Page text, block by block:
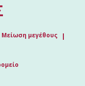
Μείωση μεγέθους